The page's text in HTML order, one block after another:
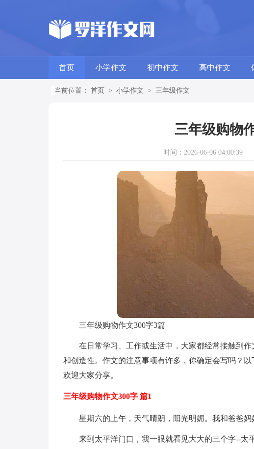
首页 小学作文 初中作文 高中作文
当前位置： 首页 > 小学作文 > 三年级作文
三年级购物
时间：2026-06-06 04:00:39
三年级购物作文300字3篇
在日常学习、工作或生活中，大家都经常接触到
和创造性。作文的注意事项有许多，你确定会写吗？
欢迎大家分享。
三年级购物作文300字 篇1
星期六的上午，天气晴朗，阳光明媚。我和爸爸妈
来到太平洋门口，我一眼就看见大大的三个字--太